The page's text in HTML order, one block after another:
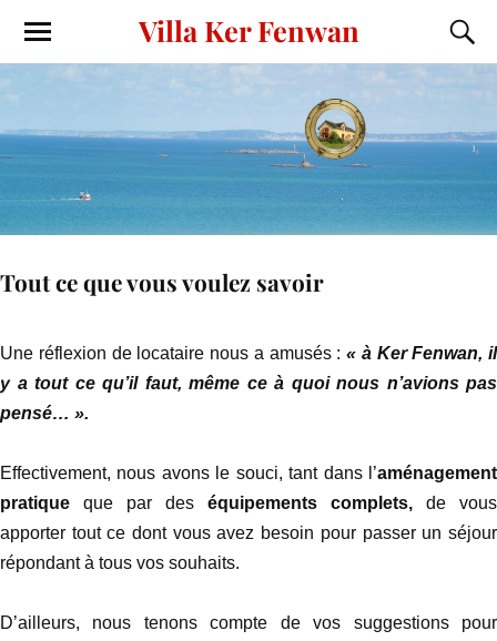
Villa Ker Fenwan
Tout ce que vous voulez savoir
Une réflexion de locataire nous a amusés : « à Ker Fenwan, il
y a tout ce qu’il faut, même ce à quoi nous n’avions pas
pensé… ».
Effectivement, nous avons le souci, tant dans l’aménagement
pratique que par des équipements complets, de vous
apporter tout ce dont vous avez besoin pour passer un séjour
répondant à tous vos souhaits.
D’ailleurs, nous tenons compte de vos suggestions pour